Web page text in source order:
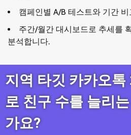
캠페인별 A/B 테스트와 기간
주간/월간 대시보드로 추세를
분석합니다.
지역 타깃 카카오
로 친구 수를 늘리
가요?